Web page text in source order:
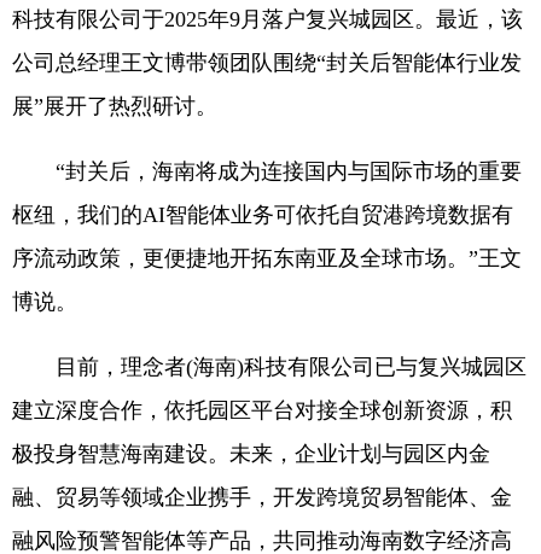
科技有限公司于2025年9月落户复兴城园区。最近，该
公司总经理王文博带领团队围绕“封关后智能体行业发
展”展开了热烈研讨。
“封关后，海南将成为连接国内与国际市场的重要
枢纽，我们的AI智能体业务可依托自贸港跨境数据有
序流动政策，更便捷地开拓东南亚及全球市场。”王文
博说。
目前，理念者(海南)科技有限公司已与复兴城园区
建立深度合作，依托园区平台对接全球创新资源，积
极投身智慧海南建设。未来，企业计划与园区内金
融、贸易等领域企业携手，开发跨境贸易智能体、金
融风险预警智能体等产品，共同推动海南数字经济高